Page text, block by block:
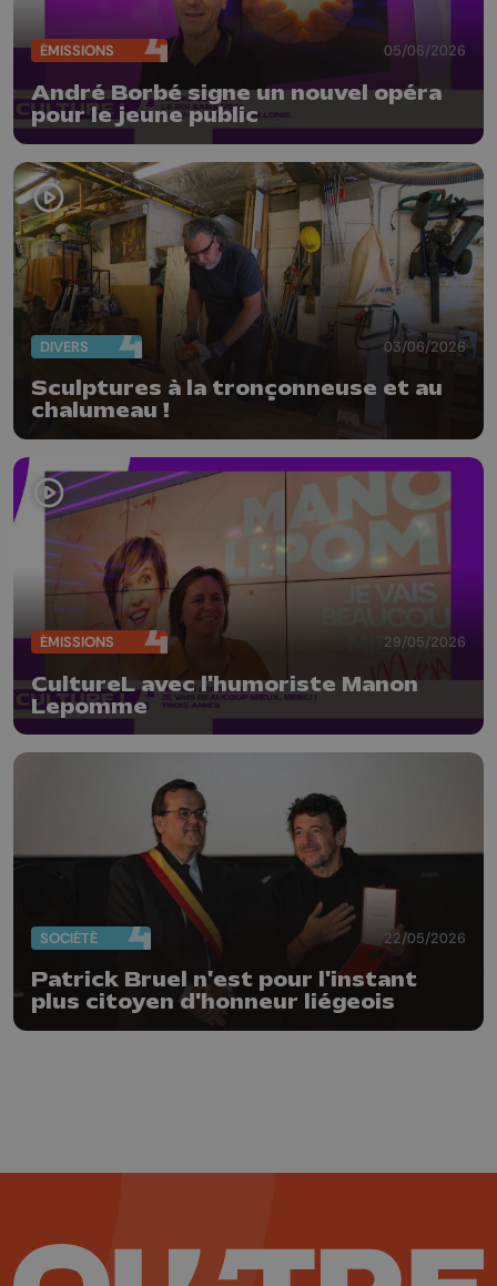
ÉMISSIONS 05/06/2026
André Borbé signe un nouvel opéra
pour le jeune public
DIVERS 03/06/2026
Sculptures à la tronçonneuse et au
chalumeau !
ÉMISSIONS 29/05/2026
CultureL avec l'humoriste Manon
Lepomme
SOCIÉTÉ 22/05/2026
Patrick Bruel n'est pour l'instant
plus citoyen d'honneur liégeois